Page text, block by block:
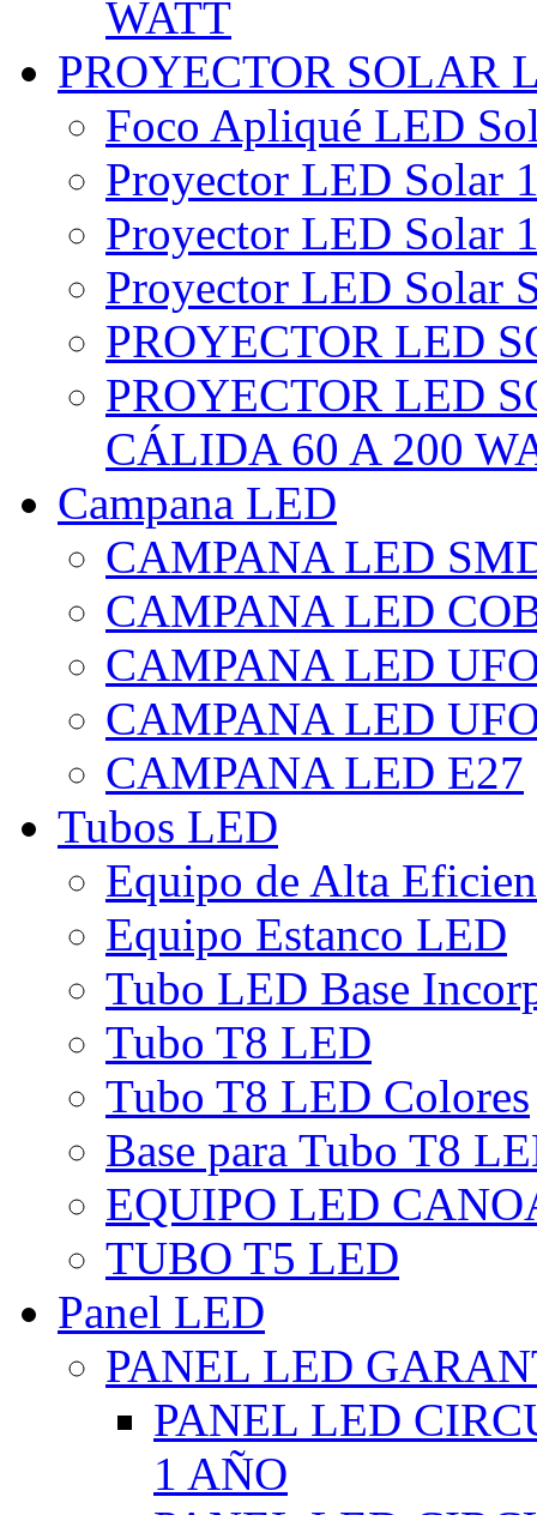
WATT
PROYECTOR SOLAR
Foco Apliqué LED
Proyector LED Solar
Proyector LED Solar
Proyector LED Solar
PROYECTOR LED
PROYECTOR LED
CÁLIDA 60 A 200
Campana LED
CAMPANA LED
CAMPANA LED
CAMPANA LED
CAMPANA LED
CAMPANA LED E27
Tubos LED
Equipo de Alta
Equipo Estanco LED
Tubo LED Base
Tubo T8 LED
Tubo T8 LED Colores
Base para Tubo T8
EQUIPO LED
TUBO T5 LED
Panel LED
PANEL LED
PANEL LED
1 AÑO